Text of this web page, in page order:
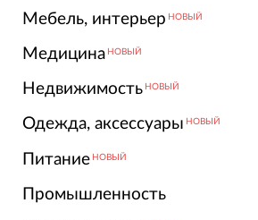
Мебель, интерьер НОВЫЙ
Медицина НОВЫЙ
Недвижимость НОВЫЙ
Одежда, аксессуары НОВЫЙ
Питание НОВЫЙ
Промышленность